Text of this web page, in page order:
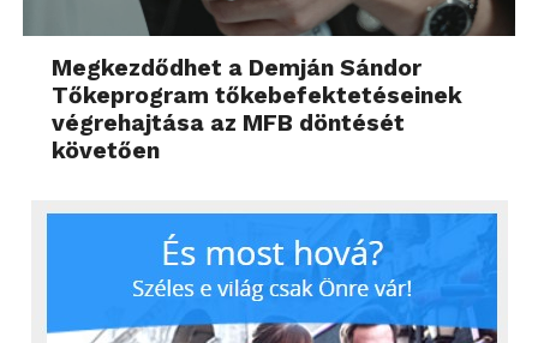
Megkezdődhet a Demján Sándor
Tőkeprogram tőkebefektetéseinek
végrehajtása az MFB döntését
követően